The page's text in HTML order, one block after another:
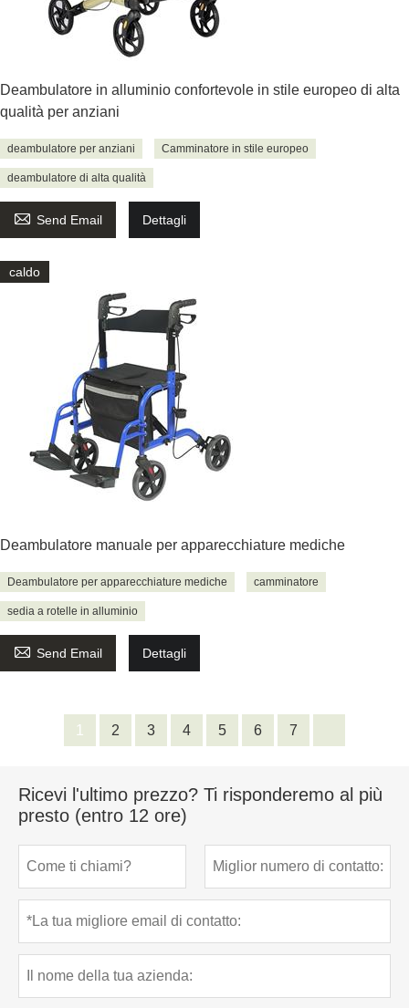
Deambulatore in alluminio confortevole in stile europeo di alta
qualità per anziani
deambulatore per anziani Camminatore in stile europeo
deambulatore di alta qualità
 Send Email Dettagli
caldo
Deambulatore manuale per apparecchiature mediche
Deambulatore per apparecchiature mediche camminatore
sedia a rotelle in alluminio
 Send Email Dettagli
1 2 3 4 5 6 7
Ricevi l'ultimo prezzo? Ti risponderemo al più
presto (entro 12 ore)